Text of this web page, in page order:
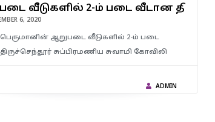
சுவாமி கோவில் ஆவணி திருவிழா
கொடியேற்றத்துடன் தொடங்கியது.!
வீடுகளில் 2-ம் படை வீடான
6, 2020
ஆறுபடை வீடுகளில் 2-ம் படை
சுப்பிரமணிய சுவாமி கோவிலி
ADMIN